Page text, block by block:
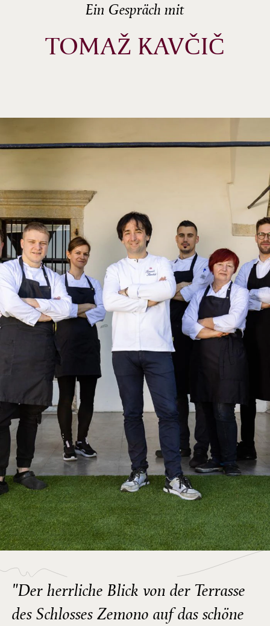
Ein Gespräch mit
TOMAŽ KAVČIČ
"Der herrliche Blick von der Terrasse
des Schlosses Zemono auf das schöne